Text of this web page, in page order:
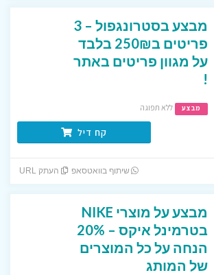
מבצע בסטרונגפול – 3
פריטים ב250₪ בלבד
על מגוון פריטים באתר
!
מבצע ללא תפוגה
קח דיל
שיתוף בוואטסאפ העתק URL
מבצע על מוצרי NIKE
בטרמינל איקס – 20%
הנחה על כל המוצרים
של המותג